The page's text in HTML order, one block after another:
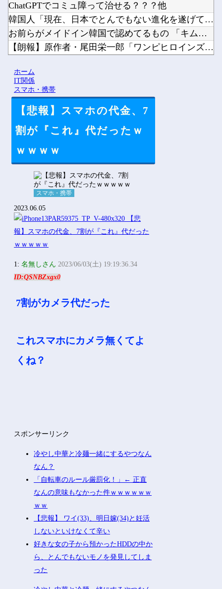
ChatGPTでコミュ障って治せる？？？他
韓国人「現在、日本でとんでもない進化を遂げている韓国料理がこ...
お前らがメイドイン韓国で認めてるもの 「キムチ」あと3つは？...
【朗報】原作者・尾田栄一郎「ワンピヒロインズ娘に見せたら反応...
ホーム
IT関係
スマホ・携帯
【悲報】スマホの代金、7
割が『これ』代だったｗ
ｗｗｗｗ
スマホ・携帯
2023.06.05
1:名無しさん 2023/06/03(土) 19:19:36.34
ID:QSNBZxgx0
7割がカメラ代だった
これスマホにカメラ無くてよ
くね？
スポンサーリンク
冷やし中華と冷麺一緒にするやつなん
なん？
「自転車のルール厳罰化！」← 正直
なんの意味もなかった件ｗｗｗｗｗｗ
ｗｗ
【悲報】 ワイ(33)、明日嫁(34)と妊活
しないといけなくて辛い
好きな女の子から預かったHDDの中か
ら、とんでもないモノを発見してしま
った